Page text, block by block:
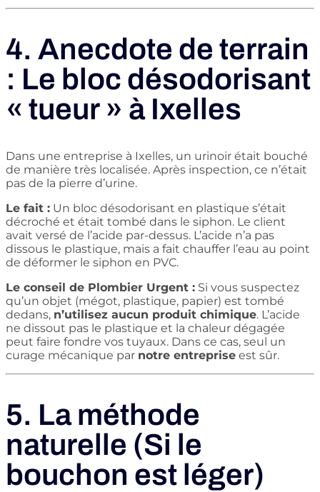
4. Anecdote de terrain
: Le bloc désodorisant
« tueur » à Ixelles
Dans une entreprise à Ixelles, un urinoir était bouché
de manière très localisée. Après inspection, ce n’était
pas de la pierre d’urine.
Le fait : Un bloc désodorisant en plastique s’était
décroché et était tombé dans le siphon. Le client
avait versé de l’acide par-dessus. L’acide n’a pas
dissous le plastique, mais a fait chauffer l’eau au point
de déformer le siphon en PVC.
Le conseil de Plombier Urgent : Si vous suspectez
qu’un objet (mégot, plastique, papier) est tombé
dedans, n’utilisez aucun produit chimique. L’acide
ne dissout pas le plastique et la chaleur dégagée
peut faire fondre vos tuyaux. Dans ce cas, seul un
curage mécanique par notre entreprise est sûr.
5. La méthode
naturelle (Si le
bouchon est léger)